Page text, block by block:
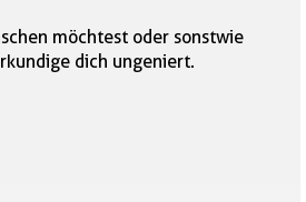
möchtest oder sonstwie
dich ungeniert.